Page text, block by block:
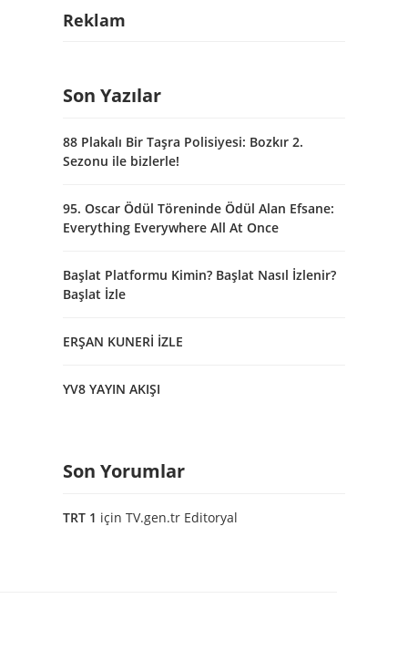
Reklam
Son Yazılar
88 Plakalı Bir Taşra Polisiyesi: Bozkır 2.
Sezonu ile bizlerle!
95. Oscar Ödül Töreninde Ödül Alan Efsane:
Everything Everywhere All At Once
Başlat Platformu Kimin? Başlat Nasıl İzlenir?
Başlat İzle
ERŞAN KUNERİ İZLE
YV8 YAYIN AKIŞI
Son Yorumlar
TRT 1 için TV.gen.tr Editoryal